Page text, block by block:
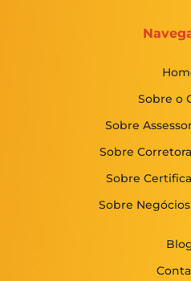
Sobre o
Sobre
Sobre
Sobre
Sobre